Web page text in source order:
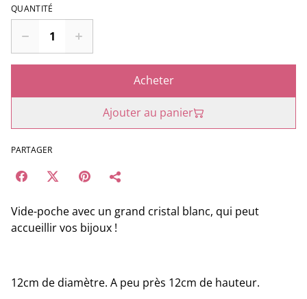
QUANTITÉ
Acheter
Ajouter au panier
PARTAGER
Vide-poche avec un grand cristal blanc, qui peut
accueillir vos bijoux !
12cm de diamètre. A peu près 12cm de hauteur.